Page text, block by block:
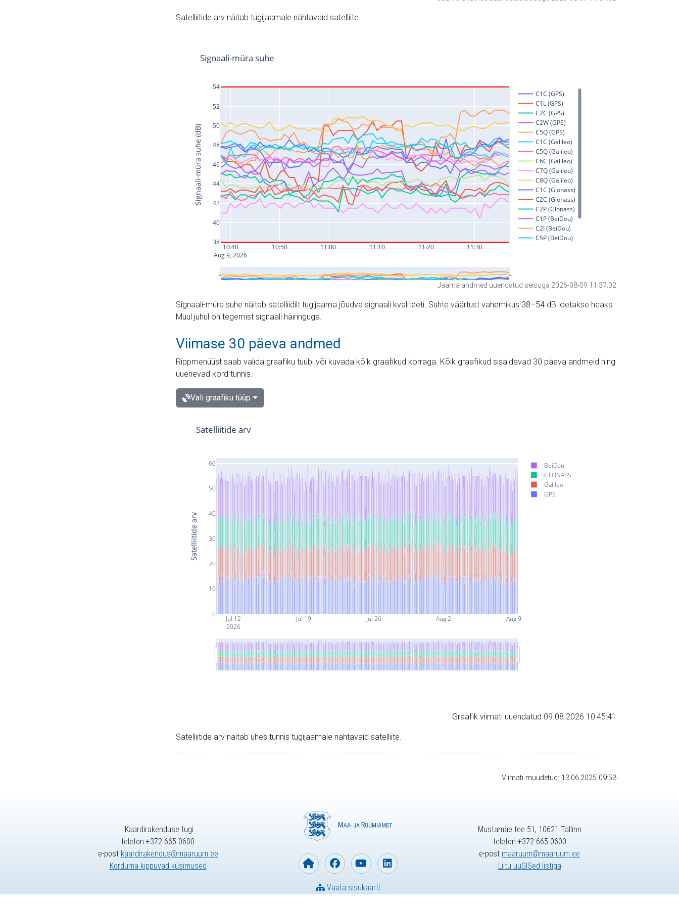
Satelliitide arv näitab tugijaamale nähtavaid satelliite.
Jaama andmed uuendatud seisuga 2026-08-09 11:37:02
Signaali-müra suhe näitab satelliidilt tugijaama jõudva signaali kvaliteeti. Suhte väärtust vahemikus 38–54 dB loetakse heaks.
Muul juhul on tegemist signaali häiringuga.
Viimase 30 päeva andmed
Rippmenüüst saab valida graafiku tüübi või kuvada kõik graafikud korraga. Kõik graafikud sisaldavad 30 päeva andmeid ning
uuenevad kord tunnis.
Vali graafiku tüüp
Jul 12
2026
Jul 19 Jul 26 Aug 2 Aug 9
0
10
20
30
40
50
60
BeiDou
GLONASS
Galileo
GPS
Satelliitide arv
Satelliitide arv
Graafik viimati uuendatud 09.08.2026 10:45:41
Satelliitide arv näitab ühes tunnis tugijaamale nähtavaid satelliite.
Viimati muudetud: 13.06.2025 09:53
Kaardirakenduse tugi
telefon +372 665 0600
e-post kaardirakendus@maaruum.ee
Korduma kippuvad küsimused
Vaata sisukaarti
Mustamäe tee 51, 10621 Tallinn
telefon +372 665 0600
e-post maaruum@maaruum.ee
Liitu uuGISed listiga